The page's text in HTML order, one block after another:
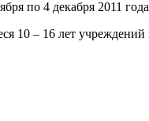
по 4 декабря 2011 года
10 – 16 лет учреждений